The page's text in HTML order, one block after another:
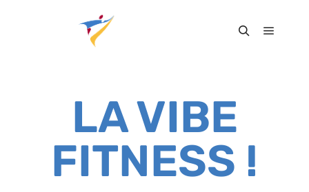
LA VIBE
FITNESS !